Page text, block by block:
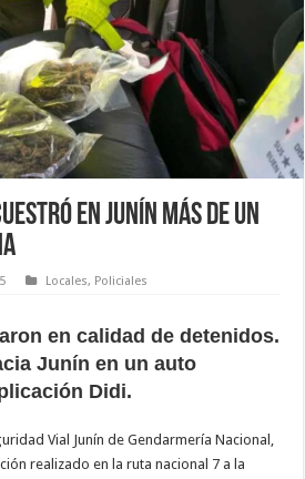
en Junín más de un
Locales, Policiales
en calidad de detenidos.
Junín en un auto
Didi.
Vial Junín de Gendarmería Nacional,
realizado en la ruta nacional 7 a la